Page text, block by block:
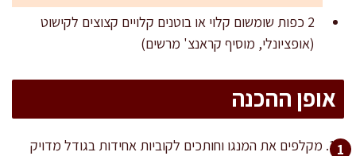
2 כפות שומשום קלוי או בוטנים קלויים קצוצים לקישוט
(אופציונלי, מוסיף קראנצ' מרשים)
אופן ההכנה
מקלפים את המנגו וחותכים לקוביות אחידות בגודל מדויק